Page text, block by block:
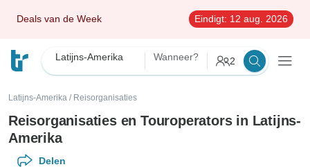
Deals van de Week Eindigt: 12 aug. 2026
Latijns-Amerika Wanneer? 2
Latijns-Amerika / Reisorganisaties
Reisorganisaties en Touroperators in Latijns-
Amerika
Delen